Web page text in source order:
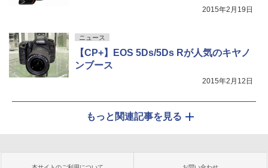
2015年2月19日
ニュース
【CP+】EOS 5Ds/5Ds Rが人気のキヤノ
ンブース
2015年2月12日
もっと関連記事を見る